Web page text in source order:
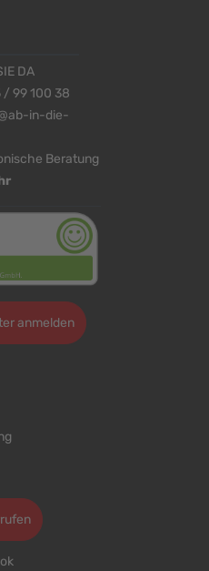
DA
/ 99 100 38
in-die-
Beratung
anmelden